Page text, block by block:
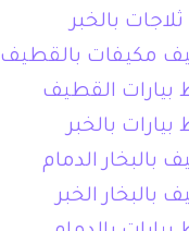
بالخبر
مكيفات بالقطيف
القطيف
بالخبر
بالبخار الدمام
بالبخار الخبر